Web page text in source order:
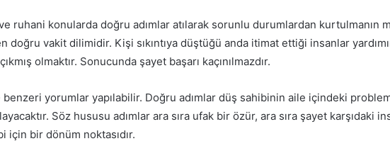
ruhani konularda doğru adımlar atılarak sorunlu durumlardan kurtulmanın
vakit dilimidir. Kişi sıkıntıya düştüğü anda itimat ettiği insanlar
olmaktır. Sonucunda şayet başarı kaçınılmazdır.
benzeri yorumlar yapılabilir. Doğru adımlar düş sahibinin aile içindeki
Söz hususu adımlar ara sıra ufak bir özür, ara sıra şayet karşıdaki
için bir dönüm noktasıdır.